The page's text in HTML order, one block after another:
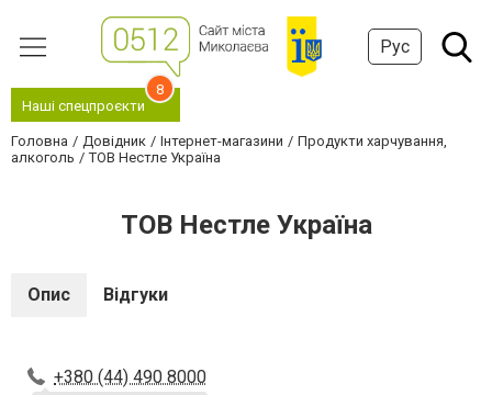
Рус
Наші спецпроєкти
8
Головна Довідник Інтернет-магазини
Продукти харчування,
алкоголь
ТОВ Нестле Україна
ТОВ Нестле Україна
Опис Відгуки
+380 (44) 490 8000